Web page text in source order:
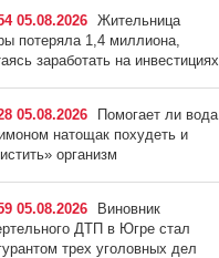
05.08.2026 Жительница
потеряла 1,4 миллиона,
заработать на инвестициях
05.08.2026
Помогает ли вода
натощак похудеть и
организм
05.08.2026
Виновник
ДТП в Югре стал
трех уголовных дел